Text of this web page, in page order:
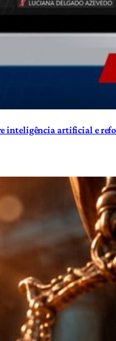
inteligência artificial e